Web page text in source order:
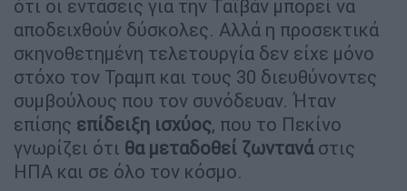
ότι οι εντάσεις για την Ταϊβάν μπορεί να
αποδειχθούν δύσκολες. Αλλά η προσεκτικά
σκηνοθετημένη τελετουργία δεν είχε μόνο
στόχο τον Τραμπ και τους 30 διευθύνοντες
συμβούλους που τον συνόδευαν. Ήταν
επίσης επίδειξη ισχύος, που το Πεκίνο
γνωρίζει ότι θα μεταδοθεί ζωντανάστις
ΗΠΑ και σε όλο τον κόσμο.